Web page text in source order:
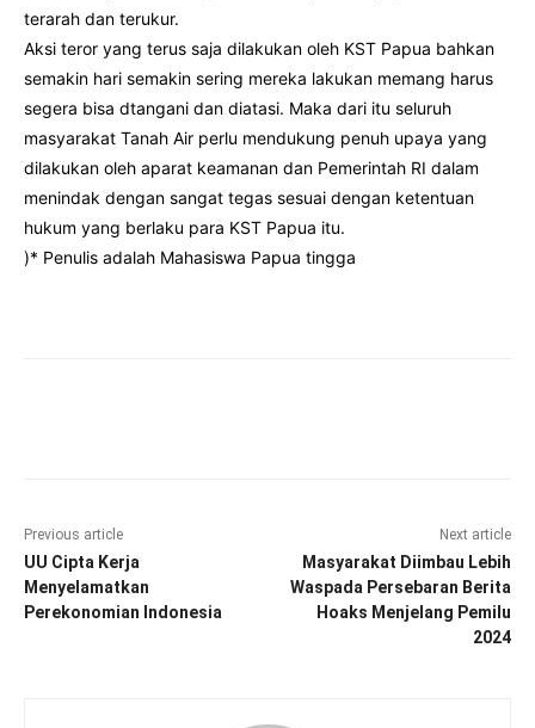
terarah dan terukur.
Aksi teror yang terus saja dilakukan oleh KST Papua bahkan
semakin hari semakin sering mereka lakukan memang harus
segera bisa dtangani dan diatasi. Maka dari itu seluruh
masyarakat Tanah Air perlu mendukung penuh upaya yang
dilakukan oleh aparat keamanan dan Pemerintah RI dalam
menindak dengan sangat tegas sesuai dengan ketentuan
hukum yang berlaku para KST Papua itu.
)* Penulis adalah Mahasiswa Papua tingga
Previous article
UU Cipta Kerja
Menyelamatkan
Perekonomian Indonesia
Next article
Masyarakat Diimbau Lebih
Waspada Persebaran Berita
Hoaks Menjelang Pemilu
2024